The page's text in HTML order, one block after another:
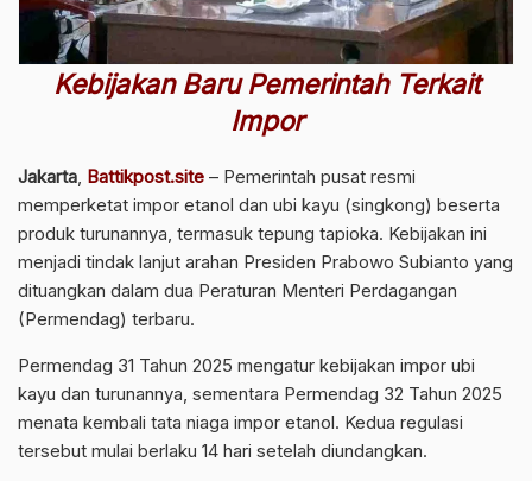
Kebijakan Baru Pemerintah Terkait
Impor
Jakarta, Battikpost.site – Pemerintah pusat resmi
memperketat impor etanol dan ubi kayu (singkong) beserta
produk turunannya, termasuk tepung tapioka. Kebijakan ini
menjadi tindak lanjut arahan Presiden Prabowo Subianto yang
dituangkan dalam dua Peraturan Menteri Perdagangan
(Permendag) terbaru.
Permendag 31 Tahun 2025 mengatur kebijakan impor ubi
kayu dan turunannya, sementara Permendag 32 Tahun 2025
menata kembali tata niaga impor etanol. Kedua regulasi
tersebut mulai berlaku 14 hari setelah diundangkan.